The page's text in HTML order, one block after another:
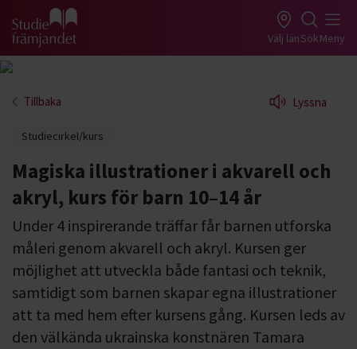
Gå till studiefrämjandets startsida Välj länSökMeny
Tillbaka Lyssna
Studiecirkel/kurs
Magiska illustrationer i akvarell och
akryl, kurs för barn 10–14 år
Under 4 inspirerande träffar får barnen utforska
måleri genom akvarell och akryl. Kursen ger
möjlighet att utveckla både fantasi och teknik,
samtidigt som barnen skapar egna illustrationer
att ta med hem efter kursens gång. Kursen leds av
den välkända ukrainska konstnären Tamara